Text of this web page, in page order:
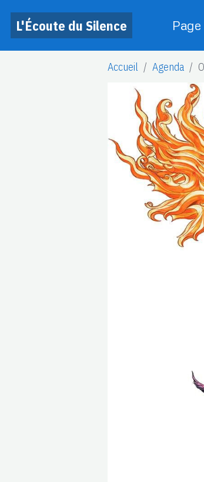
L'Écoute du Silence
Accueil Agenda